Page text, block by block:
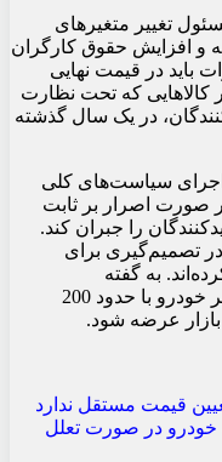
تغییر متغیرهای
و افزایش حقوق کارگران
باید در قیمت نهایی
کالاهایی که تحت نظارت
در یک سال گذشته
استناد به ماده 90 قانون اجرای سیاست‌های کلی
در صورت اصرار بر ثابت
را جبران کند.
تصمیم‌گیری برای
به گفته
تولیدکنندگان، این ترک فعل باعث شده هر خودرو با حدود 200
بازار عرضه شود.
قیمت مستقل ندارد
خودرو در صورت تعلل